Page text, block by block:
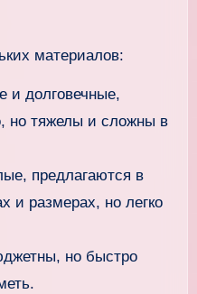
материалов:
и долговечные,
но тяжелы и сложны в
предлагаются в
и размерах, но легко
но быстро